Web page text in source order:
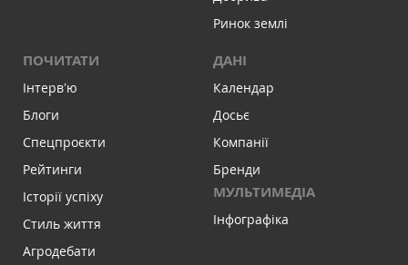
Ринок землі
ПОЧИТАТИ
Інтервʼю
Блоги
Спецпроєкти
Рейтинги
Історії успіху
Стиль життя
Агродебати
ДАНІ
Календар
Досьє
Компанії
Бренди
МУЛЬТИМЕДІА
Інфографіка